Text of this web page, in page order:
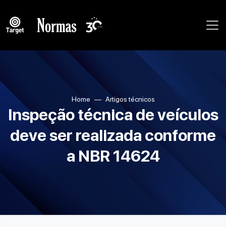
Home Artigos técnicos
Inspeção técnica de veículos
deve ser realizada conforme
a NBR 14624